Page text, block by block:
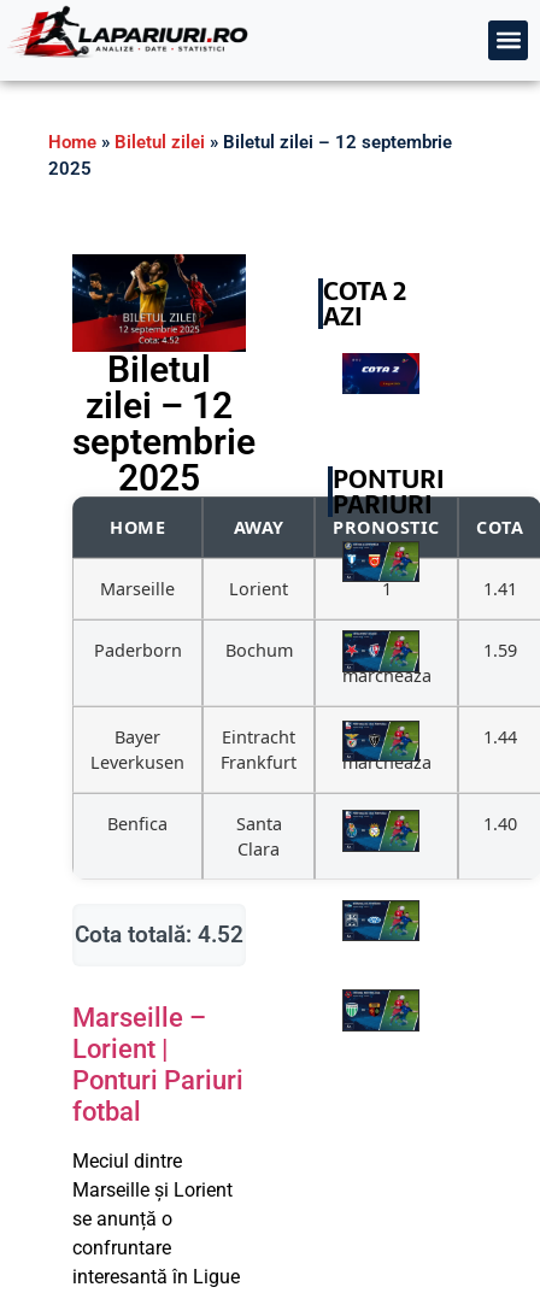
Home » Biletul zilei » Biletul zilei – 12 septembrie
2025
Biletul
zilei – 12
septembrie
2025
HOME AWAY PRONOSTIC COTA
Marseille Lorient 1 1.41
Paderborn Bochum
Ambele
marcheaza
1.59
Bayer
Leverkusen
Eintracht
Frankfurt
Ambele
marcheaza
1.44
Benfica
Santa
Clara
1 1.40
Cota totală: 4.52
Marseille –
Lorient |
Ponturi Pariuri
fotbal
Meciul dintre
Marseille și Lorient
se anunță o
confruntare
interesantă în Ligue
COTA 2
AZI
PONTURI
PARIURI